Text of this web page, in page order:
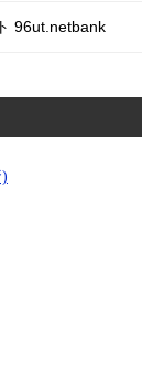
96ut.netbank